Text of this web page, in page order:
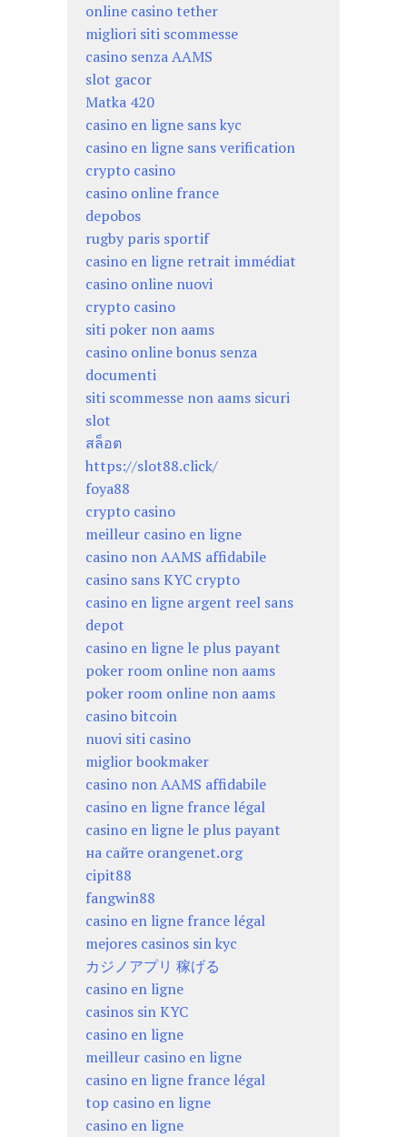
online casino tether
migliori siti scommesse
casino senza AAMS
slot gacor
Matka 420
casino en ligne sans kyc
casino en ligne sans verification
crypto casino
casino online france
depobos
rugby paris sportif
casino en ligne retrait immédiat
casino online nuovi
crypto casino
siti poker non aams
casino online bonus senza
documenti
siti scommesse non aams sicuri
slot
สล็อต
https://slot88.click/
foya88
crypto casino
meilleur casino en ligne
casino non AAMS affidabile
casino sans KYC crypto
casino en ligne argent reel sans
depot
casino en ligne le plus payant
poker room online non aams
poker room online non aams
casino bitcoin
nuovi siti casino
miglior bookmaker
casino non AAMS affidabile
casino en ligne france légal
casino en ligne le plus payant
на сайте orangenet.org
cipit88
fangwin88
casino en ligne france légal
mejores casinos sin kyc
カジノアプリ 稼げる
casino en ligne
casinos sin KYC
casino en ligne
meilleur casino en ligne
casino en ligne france légal
top casino en ligne
casino en ligne